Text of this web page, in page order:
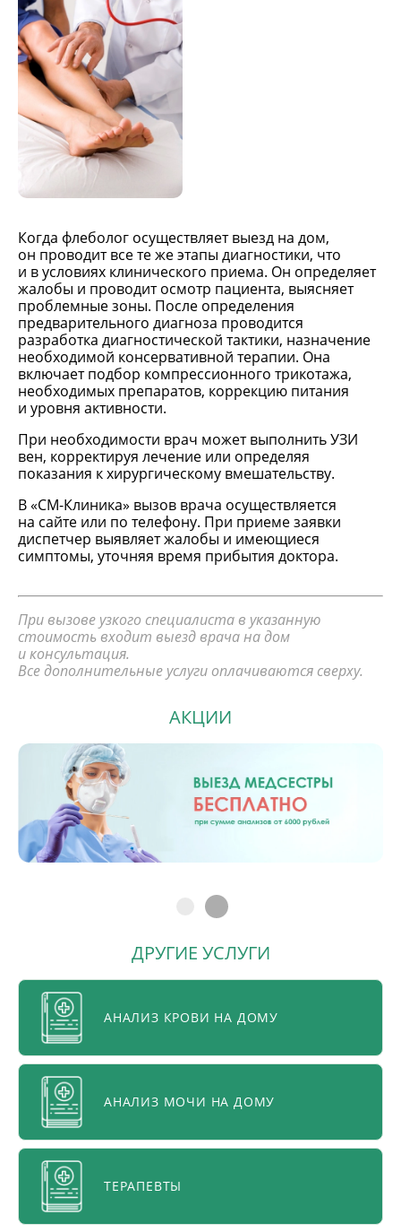
Когда флеболог осуществляет выезд на дом,
он проводит все те же этапы диагностики, что
и в условиях клинического приема. Он определяет
жалобы и проводит осмотр пациента, выясняет
проблемные зоны. После определения
предварительного диагноза проводится
разработка диагностической тактики, назначение
необходимой консервативной терапии. Она
включает подбор компрессионного трикотажа,
необходимых препаратов, коррекцию питания
и уровня активности.
При необходимости врач может выполнить УЗИ
вен, корректируя лечение или определяя
показания к хирургическому вмешательству.
В «СМ-Клиника» вызов врача осуществляется
на сайте или по телефону. При приеме заявки
диспетчер выявляет жалобы и имеющиеся
симптомы, уточняя время прибытия доктора.
При вызове узкого специалиста в указанную
стоимость входит выезд врача на дом
и консультация.
Все дополнительные услуги оплачиваются сверху.
АКЦИИ
ДРУГИЕ УСЛУГИ
АНАЛИЗ КРОВИ НА ДОМУ
АНАЛИЗ МОЧИ НА ДОМУ
ТЕРАПЕВТЫ